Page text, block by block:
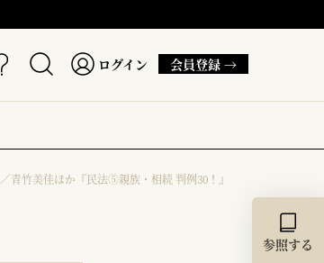
ログイン 会員登録 →
竹美佳ほか『民法⑤親族・相続 判例30！』
参照する